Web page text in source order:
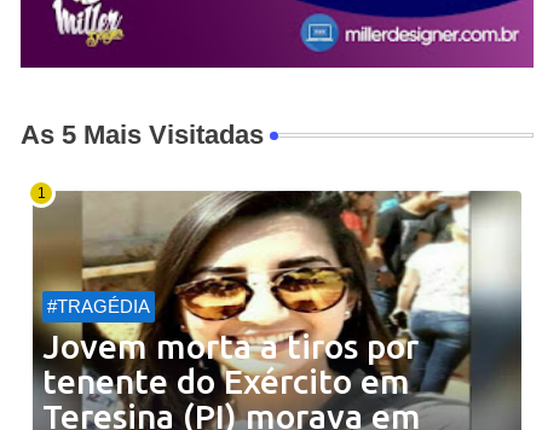
As 5 Mais Visitadas
#TRAGÉDIA
Jovem morta a tiros por
tenente do Exército em
Teresina (PI) morava em